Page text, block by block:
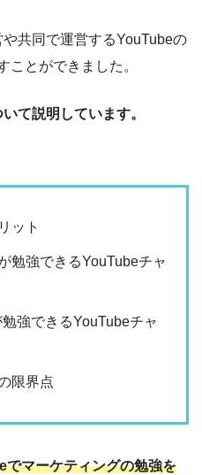
共同で運営するYouTubeの
ことができました。
て説明しています。
ット
勉強できるYouTubeチャ
勉強できるYouTubeチャ
限界点
マーケティングの勉強を